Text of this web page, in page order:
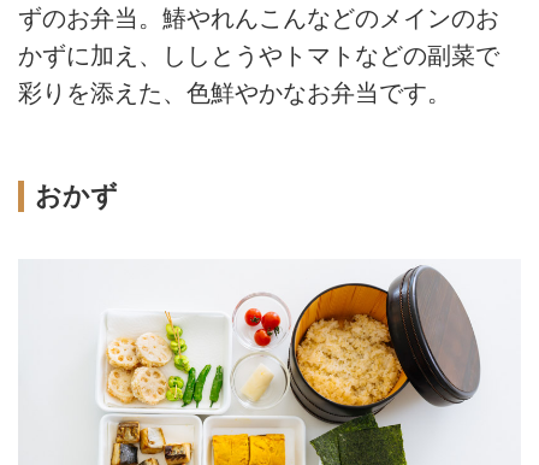
ずのお弁当。鰆やれんこんなどのメインのお
かずに加え、ししとうやトマトなどの副菜で
彩りを添えた、色鮮やかなお弁当です。
おかず